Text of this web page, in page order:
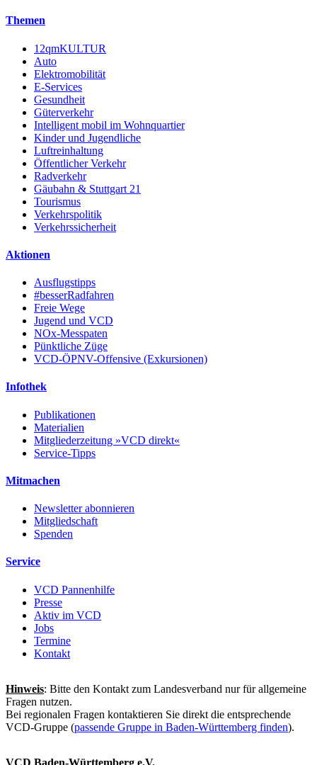
Themen
12qmKULTUR
Auto
Elektromobilität
E-Services
Gesundheit
Güterverkehr
Intelligent mobil im Wohnquartier
Kinder und Jugendliche
Luftreinhaltung
Öffentlicher Verkehr
Radverkehr
Gäubahn & Stuttgart 21
Tourismus
Verkehrspolitik
Verkehrssicherheit
Aktionen
Ausflugstipps
#besserRadfahren
Freie Wege
Jugend und VCD
NOx-Messpaten
Pünktliche Züge
VCD-ÖPNV-Offensive (Exkursionen)
Infothek
Publikationen
Materialien
Mitgliederzeitung »VCD direkt«
Service-Tipps
Mitmachen
Newsletter abonnieren
Mitgliedschaft
Spenden
Service
VCD Pannenhilfe
Presse
Aktiv im VCD
Jobs
Termine
Kontakt
Hinweis: Bitte den Kontakt zum Landesverband nur für allgemeine
Fragen nutzen.
Bei regionalen Fragen kontaktieren Sie direkt die entsprechende
VCD-Gruppe (passende Gruppe in Baden-Württemberg finden).
VCD Baden-Württemberg e.V.